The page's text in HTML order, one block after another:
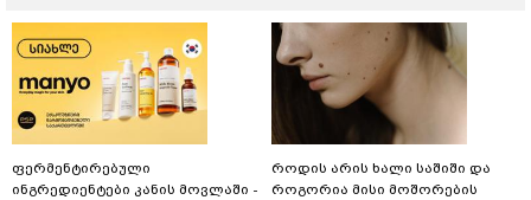
ფერმენტირებული
ინგრედიენტები კანის მოვლაში -
როდის არის ხალი საშიში და
როგორია მისი მოშორების